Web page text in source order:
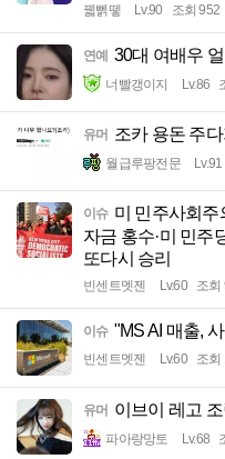
꿻뻵뗗 Lv.90 조회 952
연예 30대 여배우
너빨갱이지 Lv.86
유머 조카 용돈 주
월급루팡전문 Lv.91
이슈 미 민주사회주
자금 홍수·미 민주
또다시 승리
빈센트멧젠 Lv.60 조회
이슈 "MS AI 매출,
빈센트멧젠 Lv.60 조회
유머 이브이 레고 조
파아랑망토 Lv.68